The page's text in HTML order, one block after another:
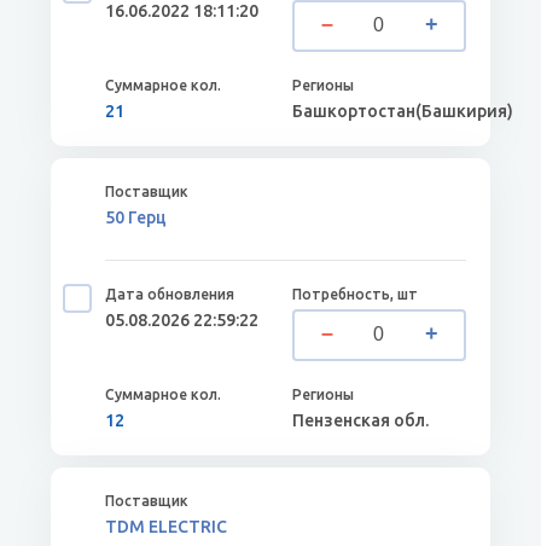
16.06.2022 18:11:20
21 Башкортостан(Башкирия)
50 Герц
05.08.2026 22:59:22
12 Пензенская обл.
TDM ELECTRIC